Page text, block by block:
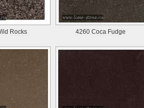
Rocks 4260 Coca Fudge